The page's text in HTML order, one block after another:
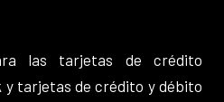
las tarjetas de crédito
y tarjetas de crédito y débito